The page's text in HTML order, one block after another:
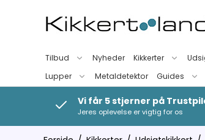
Tilbud Nyheder Kikkerter
Lupper
Metaldetektor Guides
Vi får 5 stjerner på
Jeres oplevelse er vigtig for os